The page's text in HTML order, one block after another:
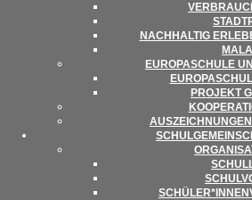
NACH­HAL­TIG
EURO­PA­SCHULE
PRO­JEKT